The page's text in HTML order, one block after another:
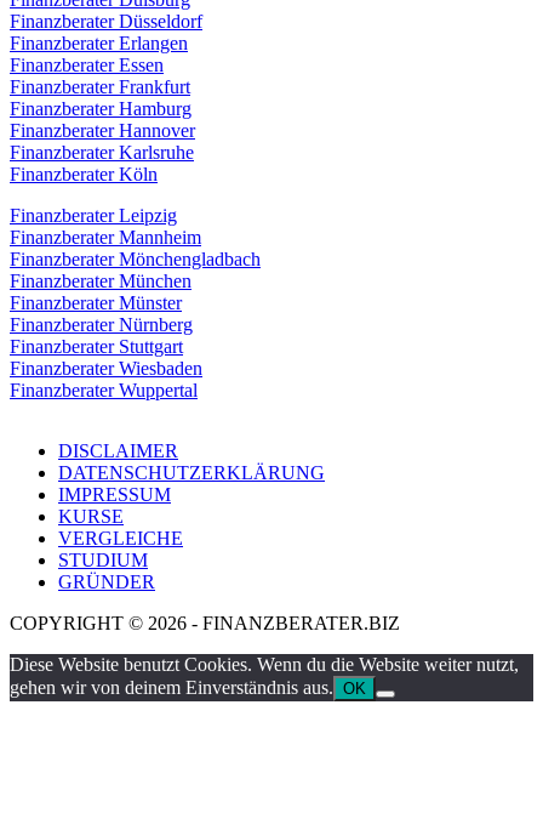
Finanzberater Düsseldorf
Finanzberater Erlangen
Finanzberater Essen
Finanzberater Frankfurt
Finanzberater Hamburg
Finanzberater Hannover
Finanzberater Karlsruhe
Finanzberater Köln
Finanzberater Leipzig
Finanzberater Mannheim
Finanzberater Mönchengladbach
Finanzberater München
Finanzberater Münster
Finanzberater Nürnberg
Finanzberater Stuttgart
Finanzberater Wiesbaden
Finanzberater Wuppertal
DISCLAIMER
DATENSCHUTZERKLÄRUNG
IMPRESSUM
KURSE
VERGLEICHE
STUDIUM
GRÜNDER
COPYRIGHT © 2026 - FINANZBERATER.BIZ
Diese Website benutzt Cookies. Wenn du die Website weiter nutzt,
gehen wir von deinem Einverständnis aus. OK